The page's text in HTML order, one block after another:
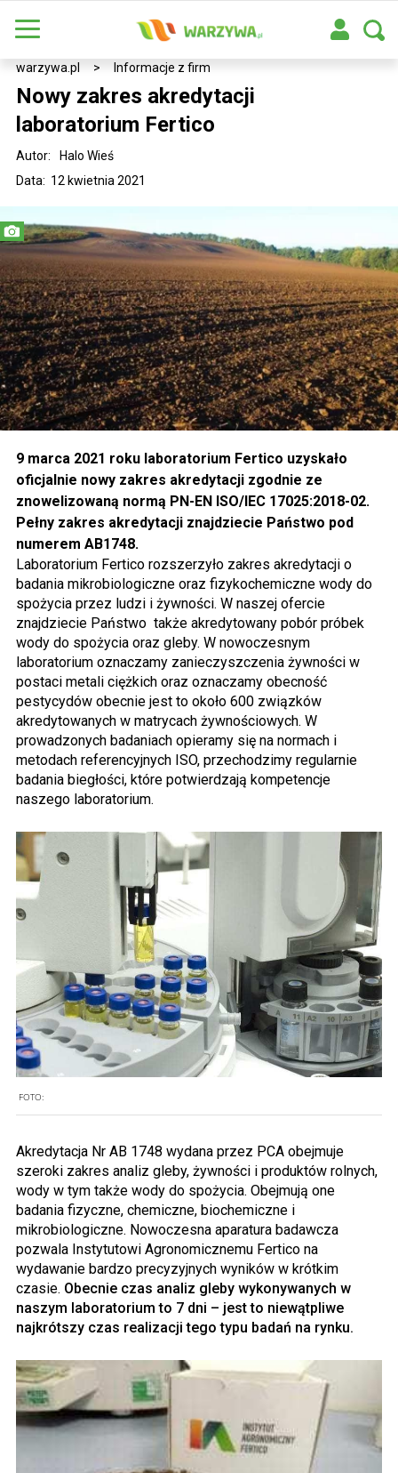
warzywa.pl > Informacje z firm
Nowy zakres akredytacji
laboratorium Fertico
Data: 12 kwietnia 2021
Autor: Halo Wieś
9 marca 2021 roku laboratorium Fertico uzyskało
oficjalnie nowy zakres akredytacji zgodnie ze
znowelizowaną normą PN-EN ISO/IEC 17025:2018-02.
Pełny zakres akredytacji znajdziecie Państwo pod
numerem AB1748.
Laboratorium Fertico rozszerzyło zakres akredytacji o
badania mikrobiologiczne oraz fizykochemiczne wody do
spożycia przez ludzi i żywności. W naszej ofercie
znajdziecie Państwo także akredytowany pobór próbek
wody do spożycia oraz gleby. W nowoczesnym
laboratorium oznaczamy zanieczyszczenia żywności w
postaci metali ciężkich oraz oznaczamy obecność
pestycydów obecnie jest to około 600 związków
akredytowanych w matrycach żywnościowych. W
prowadzonych badaniach opieramy się na normach i
metodach referencyjnych ISO, przechodzimy regularnie
badania biegłości, które potwierdzają kompetencje
naszego laboratorium.
FOTO:
Akredytacja Nr AB 1748 wydana przez PCA obejmuje
szeroki zakres analiz gleby, żywności i produktów rolnych,
wody w tym także wody do spożycia. Obejmują one
badania fizyczne, chemiczne, biochemiczne i
mikrobiologiczne. Nowoczesna aparatura badawcza
pozwala Instytutowi Agronomicznemu Fertico na
wydawanie bardzo precyzyjnych wyników w krótkim
czasie. Obecnie czas analiz gleby wykonywanych w
naszym laboratorium to 7 dni – jest to niewątpliwe
najkrótszy czas realizacji tego typu badań na rynku.